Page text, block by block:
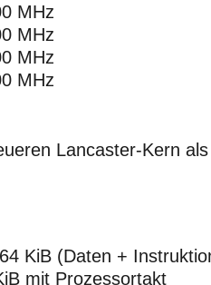
MHz
MHz
MHz
MHz
Lancaster-Kern
KiB (Daten +
mit Prozessortakt